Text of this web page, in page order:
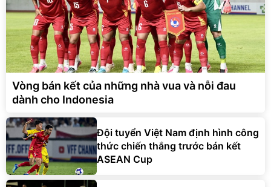
Vòng bán kết của những nhà vua và nỗi đau
dành cho Indonesia
Đội tuyển Việt Nam định hình công
thức chiến thắng trước bán kết
ASEAN Cup